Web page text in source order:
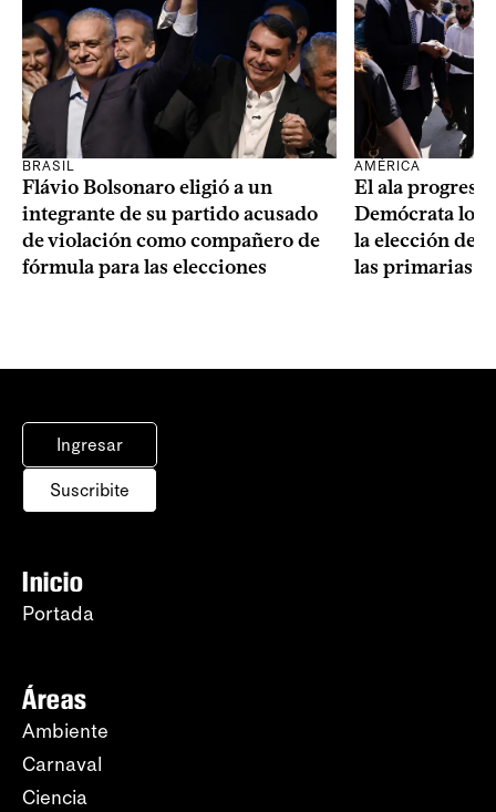
BRASIL
Flávio Bolsonaro eligió a un
integrante de su partido acusado
de violación como compañero de
fórmula para las elecciones
AMÉRICA
El ala
Demócrata
la elección de
las primarias
Ingresar
Suscribite
Inicio
Portada
Áreas
Ambiente
Carnaval
Ciencia